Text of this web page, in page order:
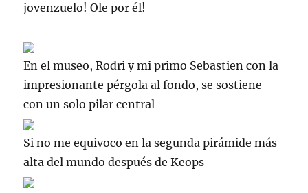
jovenzuelo! Ole por él!
En el museo, Rodri y mi primo Sebastien con la
impresionante pérgola al fondo, se sostiene
con un solo pilar central
Si no me equivoco en la segunda pirámide más
alta del mundo después de Keops